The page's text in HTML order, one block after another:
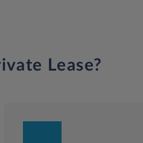
Lease?